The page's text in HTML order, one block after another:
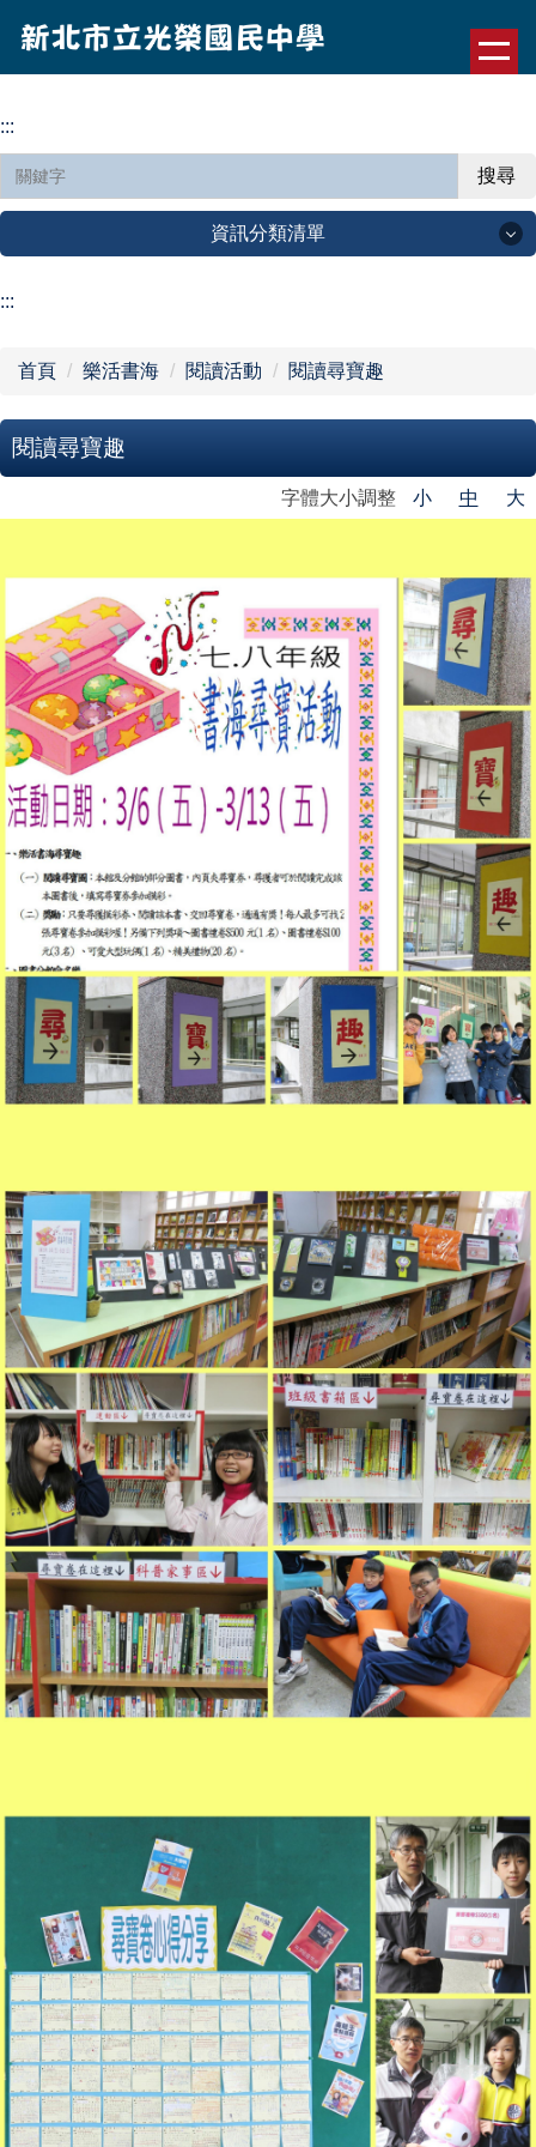
到
主
內
區
:::
搜尋
資訊分類清單
行政單位
光榮園地
活動相簿
影片分享
資訊中心
訊息連結
空氣品質
Daily Talk 達力英語說起來
AI教學專區
:::
首頁 樂活書海 閱讀活動 閱讀尋寶趣
閱讀尋寶趣
字體大小調整 小 中 大